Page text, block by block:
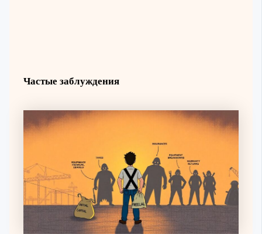
Частые заблуждения